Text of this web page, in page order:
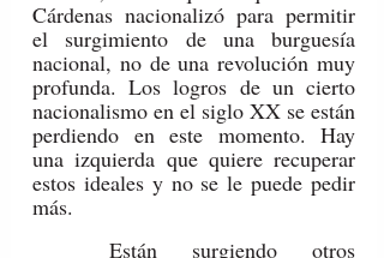
Cárdenas nacionalizó para permitir
el surgimiento de una burguesía
nacional, no de una revolución muy
profunda. Los logros de un cierto
nacionalismo en el siglo XX se están
perdiendo en este momento. Hay
una izquierda que quiere recuperar
estos ideales y no se le puede pedir
más.